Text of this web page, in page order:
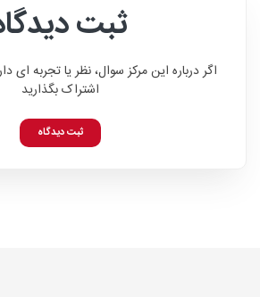
ثبت
اگر درباره این مرکز سوال، نظر یا تجربه ای
اشتراک بگذارید
ثبت دیدگاه